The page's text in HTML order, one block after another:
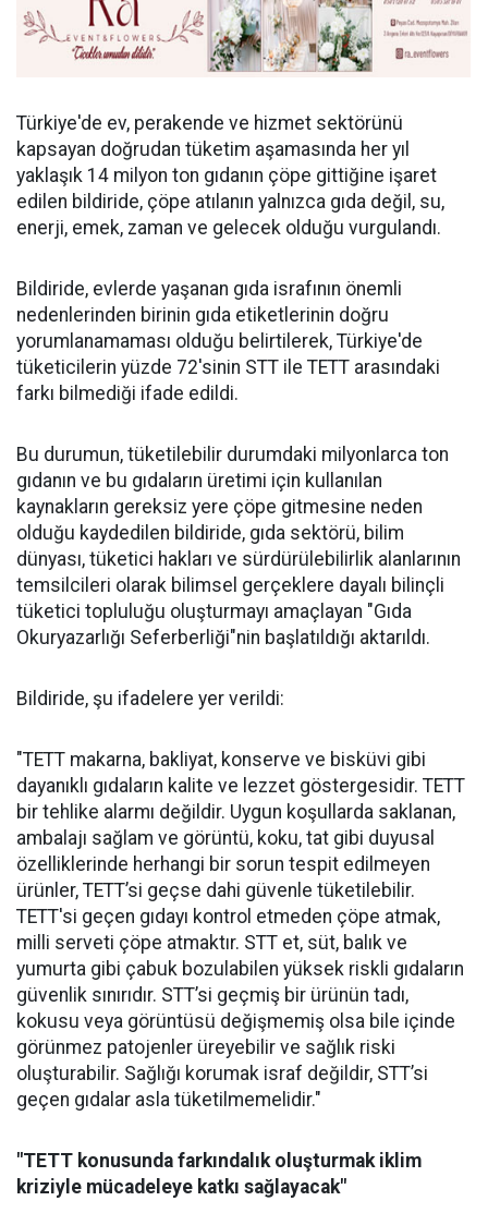
Türkiye'de ev, perakende ve hizmet sektörünü
kapsayan doğrudan tüketim aşamasında her yıl
yaklaşık 14 milyon ton gıdanın çöpe gittiğine işaret
edilen bildiride, çöpe atılanın yalnızca gıda değil, su,
enerji, emek, zaman ve gelecek olduğu vurgulandı.
Bildiride, evlerde yaşanan gıda israfının önemli
nedenlerinden birinin gıda etiketlerinin doğru
yorumlanamaması olduğu belirtilerek, Türkiye'de
tüketicilerin yüzde 72'sinin STT ile TETT arasındaki
farkı bilmediği ifade edildi.
Bu durumun, tüketilebilir durumdaki milyonlarca ton
gıdanın ve bu gıdaların üretimi için kullanılan
kaynakların gereksiz yere çöpe gitmesine neden
olduğu kaydedilen bildiride, gıda sektörü, bilim
dünyası, tüketici hakları ve sürdürülebilirlik alanlarının
temsilcileri olarak bilimsel gerçeklere dayalı bilinçli
tüketici topluluğu oluşturmayı amaçlayan "Gıda
Okuryazarlığı Seferberliği"nin başlatıldığı aktarıldı.
Bildiride, şu ifadelere yer verildi:
"TETT makarna, bakliyat, konserve ve bisküvi gibi
dayanıklı gıdaların kalite ve lezzet göstergesidir. TETT
bir tehlike alarmı değildir. Uygun koşullarda saklanan,
ambalajı sağlam ve görüntü, koku, tat gibi duyusal
özelliklerinde herhangi bir sorun tespit edilmeyen
ürünler, TETT’si geçse dahi güvenle tüketilebilir.
TETT'si geçen gıdayı kontrol etmeden çöpe atmak,
milli serveti çöpe atmaktır. STT et, süt, balık ve
yumurta gibi çabuk bozulabilen yüksek riskli gıdaların
güvenlik sınırıdır. STT’si geçmiş bir ürünün tadı,
kokusu veya görüntüsü değişmemiş olsa bile içinde
görünmez patojenler üreyebilir ve sağlık riski
oluşturabilir. Sağlığı korumak israf değildir, STT’si
geçen gıdalar asla tüketilmemelidir."
"TETT konusunda farkındalık oluşturmak iklim
kriziyle mücadeleye katkı sağlayacak"